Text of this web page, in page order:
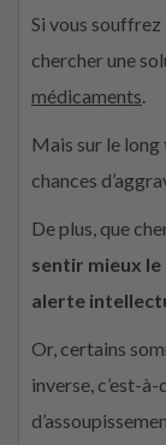
Si vous souffrez
chercher une
médicaments.
Mais sur le
chances
De plus, que
sentir mieux
alerte
Or, certains
inverse, c’est-